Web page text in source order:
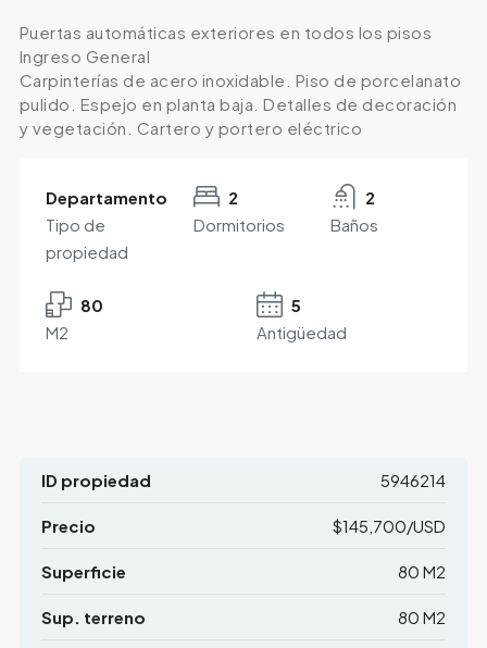
Puertas automáticas exteriores en todos los pisos
Ingreso General
Carpinterías de acero inoxidable. Piso de porcelanato
pulido. Espejo en planta baja. Detalles de decoración
y vegetación. Cartero y portero eléctrico
Departamento
Tipo de
propiedad
2
Dormitorios
2
Baños
80
M2
5
Antigüedad
ID propiedad 5946214
Precio $145,700/USD
Superficie 80 M2
Sup. terreno 80 M2